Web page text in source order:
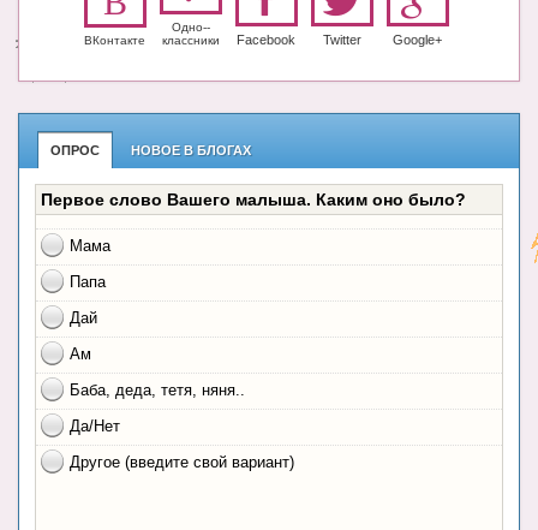
ВКонтакте
Одно-­
класс­ники
Facebook Twitter Google+
ОПРОС НОВОЕ В БЛОГАХ